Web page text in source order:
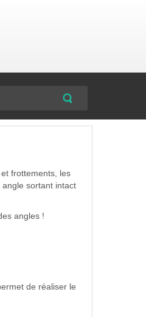
frottements, les
sortant intact
angles !
de réaliser le